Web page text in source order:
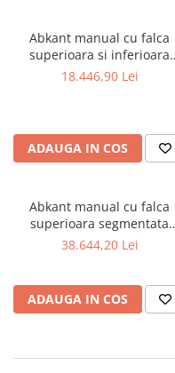
Masini de frezat universale
Masini de frezat verticale
Masini de slefuit metal
Masini de lustruit
Masini de polizat bavuri cu
Masini de rectificat plan
Masini de rectificat rotund
Masini de satinat
Masini de slefuit cu banda
Masini de slefuit cu disc
uscat
Abkant manual cu falca
superioara si inferioara
segmentate Bernardo TBS
18.446,90 Lei
ADAUGA IN COS
Abkant manual cu falca
superioara segmentata
Bernardo TB 2020
38.644,20 Lei
ADAUGA IN COS